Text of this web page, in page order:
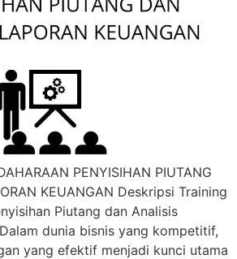
PENYISIHAN PIUTANG
KEUANGAN Deskripsi Training
Piutang dan Analisis
dunia bisnis yang kompetitif,
yang efektif menjadi kunci utama